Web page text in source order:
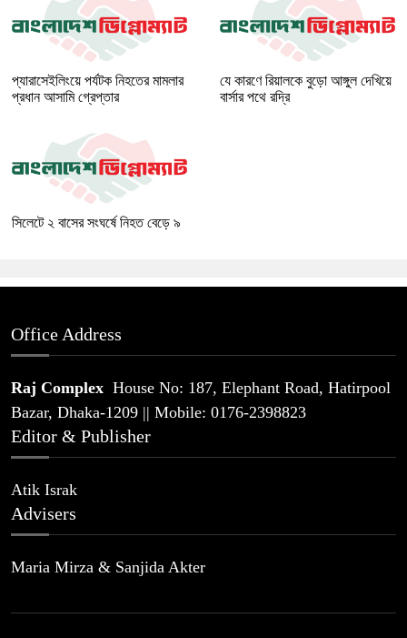
প্যারাসেইলিংয়ে পর্যটক নিহতের মামলার
প্রধান আসামি গ্রেপ্তার
যে কারণে রিয়ালকে বুড়ো আঙ্গুল দেখিয়ে
বার্সার পথে রদ্রি
সিলেটে ২ বাসের সংঘর্ষে নিহত বেড়ে ৯
Office Address
Raj Complex House No: 187, Elephant Road, Hatirpool
Bazar, Dhaka-1209 || Mobile: 0176-2398823
Editor & Publisher
Atik Israk
Advisers
Maria Mirza & Sanjida Akter